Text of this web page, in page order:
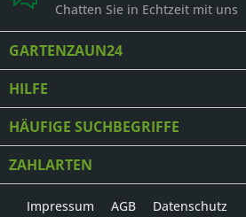
Chatten Sie in Echtzeit mit uns
GARTENZAUN24
HILFE
HÄUFIGE SUCHBEGRIFFE
ZAHLARTEN
Impressum AGB Datenschutz